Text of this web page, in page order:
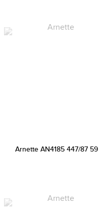
Arnette AN4185 447/87 59